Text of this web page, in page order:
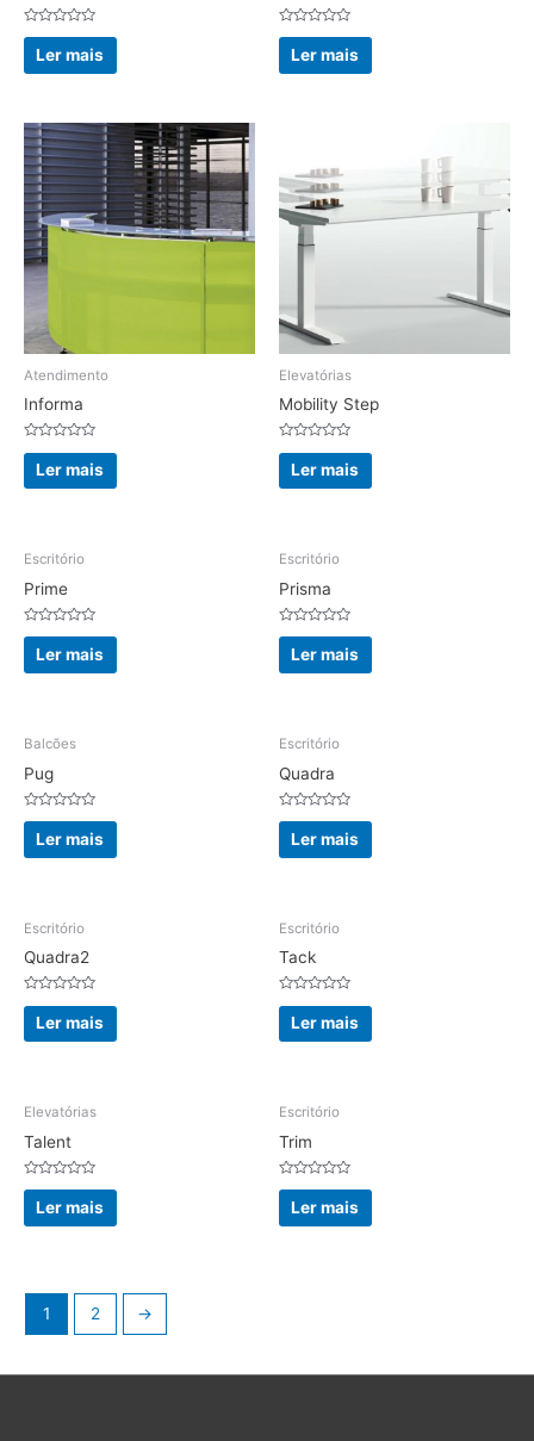
Avaliação
de
5
Ler mais
Avaliação
de
5
Ler mais
Atendimento
Informa
Avaliação
de
5
Ler mais
Elevatórias
Mobility Step
Avaliação
de
5
Ler mais
Escritório
Prime
Avaliação
de
5
Ler mais
Escritório
Prisma
Avaliação
de
5
Ler mais
Balcões
Pug
Avaliação
de
5
Ler mais
Escritório
Quadra
Avaliação
de
5
Ler mais
Escritório
Quadra2
Avaliação
de
5
Ler mais
Escritório
Tack
Avaliação
de
5
Ler mais
Elevatórias
Talent
Avaliação
de
5
Ler mais
Escritório
Trim
Avaliação
de
5
Ler mais
1 2 →